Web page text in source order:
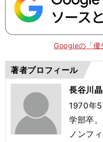
Googleの「優
著者プロフィール
長谷川
1970年
学部卒
ノンフ